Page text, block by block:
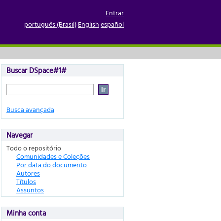
Entrar
português (Brasil)Englishespañol
Buscar DSpace#1#
Busca avançada
Navegar
Todo o repositório
Comunidades e Coleções
Por data do documento
Autores
Títulos
Assuntos
Minha conta